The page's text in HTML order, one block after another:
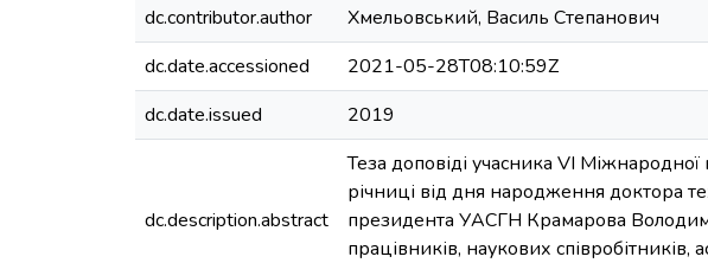
dc.contributor.author
Хмельовський, Василь Степанович
dc.date.accessioned
2021-05-28T08:10:59Z
dc.date.issued
2019
dc.description.abstract
Теза доповіді учасника VI
річниці від дня народження доктора
президента УАСГН Крамарова
працівників, наукових співробітників,